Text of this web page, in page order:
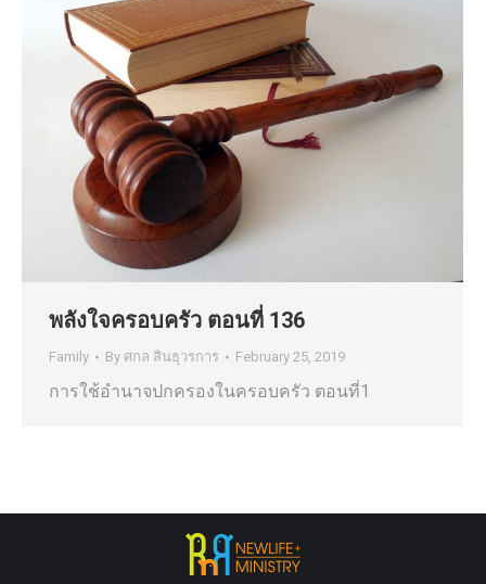
พลังใจครอบครัว ตอนที่ 136
Family By ศกล สินธุวรการ February 25, 2019
การใช้อำนาจปกครองในครอบครัว ตอนที่1